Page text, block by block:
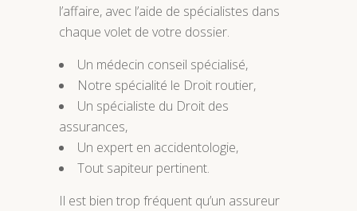
l’affaire, avec l’aide de spécialistes dans
chaque volet de votre dossier.
Un médecin conseil spécialisé,
Notre spécialité le Droit routier,
Un spécialiste du Droit des
assurances,
Un expert en accidentologie,
Tout sapiteur pertinent.
Il est bien trop fréquent qu’un assureur